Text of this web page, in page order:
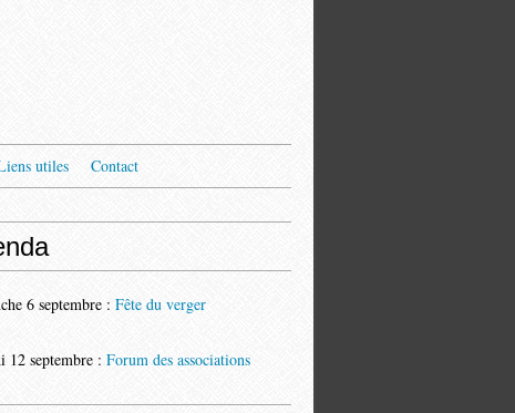
utiles Contact
6 septembre : Fête du verger
12 septembre : Forum des associations